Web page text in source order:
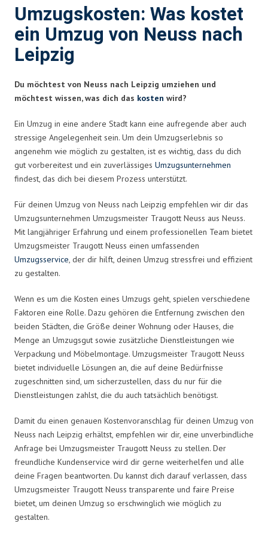
Umzugskosten: Was kostet
ein Umzug von Neuss nach
Leipzig
Du möchtest von Neuss nach Leipzig umziehen und
möchtest wissen, was dich das kosten wird?
Ein Umzug in eine andere Stadt kann eine aufregende aber auch
stressige Angelegenheit sein. Um dein Umzugserlebnis so
angenehm wie möglich zu gestalten, ist es wichtig, dass du dich
gut vorbereitest und ein zuverlässiges Umzugsunternehmen
findest, das dich bei diesem Prozess unterstützt.
Für deinen Umzug von Neuss nach Leipzig empfehlen wir dir das
Umzugsunternehmen Umzugsmeister Traugott Neuss aus Neuss.
Mit langjähriger Erfahrung und einem professionellen Team bietet
Umzugsmeister Traugott Neuss einen umfassenden
Umzugsservice, der dir hilft, deinen Umzug stressfrei und effizient
zu gestalten.
Wenn es um die Kosten eines Umzugs geht, spielen verschiedene
Faktoren eine Rolle. Dazu gehören die Entfernung zwischen den
beiden Städten, die Größe deiner Wohnung oder Hauses, die
Menge an Umzugsgut sowie zusätzliche Dienstleistungen wie
Verpackung und Möbelmontage. Umzugsmeister Traugott Neuss
bietet individuelle Lösungen an, die auf deine Bedürfnisse
zugeschnitten sind, um sicherzustellen, dass du nur für die
Dienstleistungen zahlst, die du auch tatsächlich benötigst.
Damit du einen genauen Kostenvoranschlag für deinen Umzug von
Neuss nach Leipzig erhältst, empfehlen wir dir, eine unverbindliche
Anfrage bei Umzugsmeister Traugott Neuss zu stellen. Der
freundliche Kundenservice wird dir gerne weiterhelfen und alle
deine Fragen beantworten. Du kannst dich darauf verlassen, dass
Umzugsmeister Traugott Neuss transparente und faire Preise
bietet, um deinen Umzug so erschwinglich wie möglich zu
gestalten.